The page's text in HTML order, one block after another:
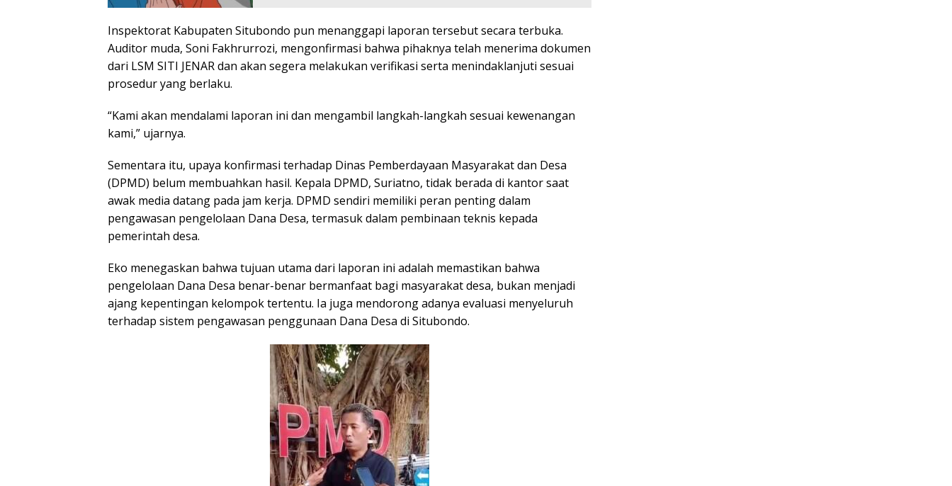
Inspektorat Kabupaten Situbondo pun menanggapi laporan tersebut secara terbuka.
Auditor muda, Soni Fakhrurrozi, mengonfirmasi bahwa pihaknya telah menerima dokumen
dari LSM SITI JENAR dan akan segera melakukan verifikasi serta menindaklanjuti sesuai
prosedur yang berlaku.
“Kami akan mendalami laporan ini dan mengambil langkah-langkah sesuai kewenangan
kami,” ujarnya.
Sementara itu, upaya konfirmasi terhadap Dinas Pemberdayaan Masyarakat dan Desa
(DPMD) belum membuahkan hasil. Kepala DPMD, Suriatno, tidak berada di kantor saat
awak media datang pada jam kerja. DPMD sendiri memiliki peran penting dalam
pengawasan pengelolaan Dana Desa, termasuk dalam pembinaan teknis kepada
pemerintah desa.
Eko menegaskan bahwa tujuan utama dari laporan ini adalah memastikan bahwa
pengelolaan Dana Desa benar-benar bermanfaat bagi masyarakat desa, bukan menjadi
ajang kepentingan kelompok tertentu. Ia juga mendorong adanya evaluasi menyeluruh
terhadap sistem pengawasan penggunaan Dana Desa di Situbondo.